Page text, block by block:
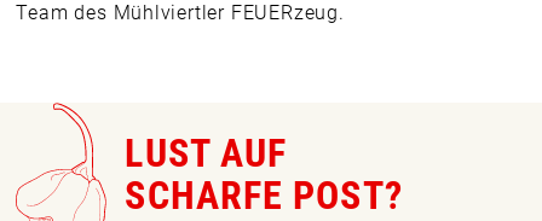
Team des Mühlviertler FEUERzeug.
LUST AUF
SCHARFE POST?